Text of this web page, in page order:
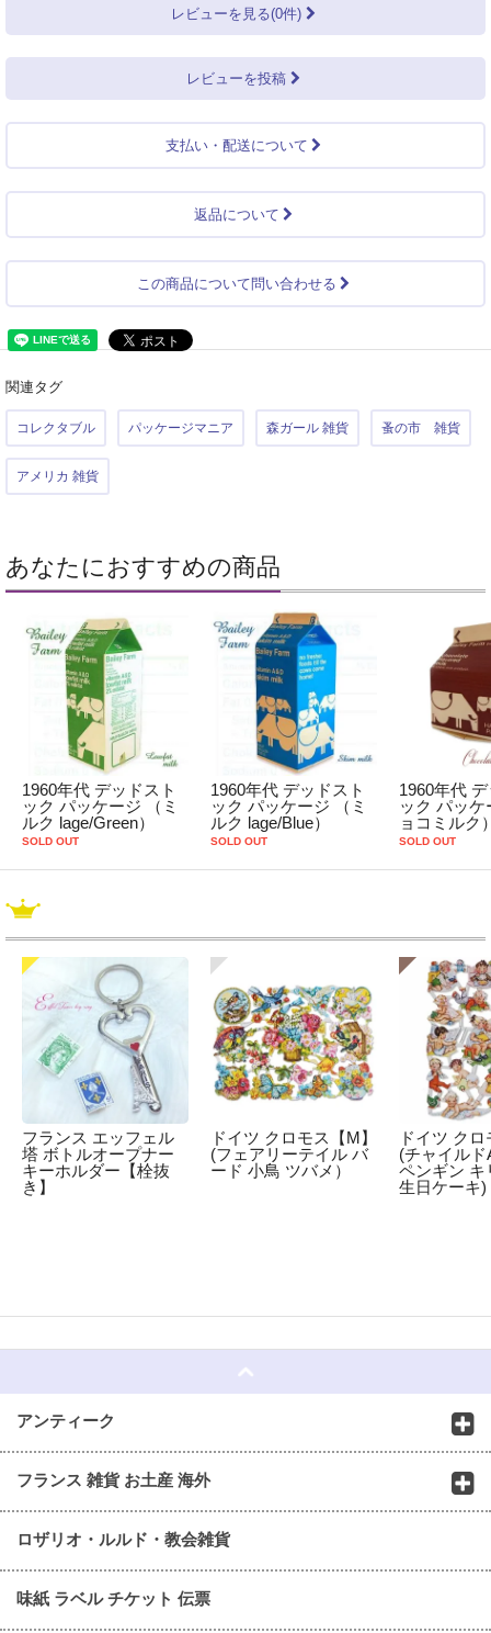
レビューを見る(0件)
レビューを投稿
支払い・配送について
返品について
この商品について問い合わせる
関連タグ
コレクタブル パッケージマニア 森ガール 雑貨 蚤の市 雑貨
アメリカ 雑貨
あなたにおすすめの商品
1960年代 デッドスト
ック パッケージ （ミ
ルク lage/Green）
SOLD OUT
1960年代 デッドスト
ック パッケージ （ミ
ルク lage/Blue）
SOLD OUT
1960年代
ック パッケ
ョコミルク
SOLD OUT
フランス エッフェル
塔 ボトルオープナー
キーホルダー【栓抜
き】
ドイツ クロモス【M】
(フェアリーテイル バ
ード 小鳥 ツバメ）
ドイツ ク
(チャイルド
ペンギン キ
生日ケーキ)
アンティーク
フランス 雑貨 お土産 海外
ロザリオ・ルルド・教会雑貨
味紙 ラベル チケット 伝票